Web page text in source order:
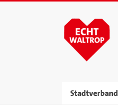
Stadtverband